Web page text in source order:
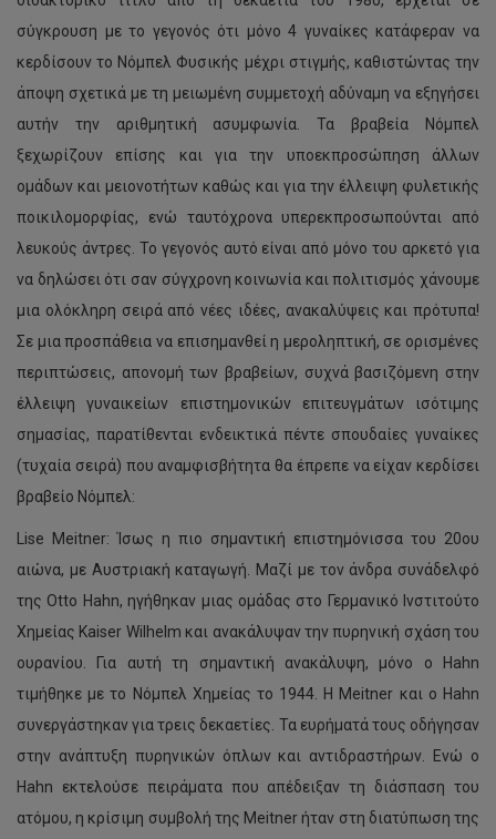
σύγκρουση με το γεγονός ότι μόνο 4 γυναίκες κατάφεραν να
κερδίσουν το Νόμπελ Φυσικής μέχρι στιγμής, καθιστώντας την
άποψη σχετικά με τη μειωμένη συμμετοχή αδύναμη να εξηγήσει
αυτήν την αριθμητική ασυμφωνία. Τα βραβεία Νόμπελ
ξεχωρίζουν επίσης και για την υποεκπροσώπηση άλλων
ομάδων και μειονοτήτων καθώς και για την έλλειψη φυλετικής
ποικιλομορφίας, ενώ ταυτόχρονα υπερεκπροσωπούνται από
λευκούς άντρες. Το γεγονός αυτό είναι από μόνο του αρκετό για
να δηλώσει ότι σαν σύγχρονη κοινωνία και πολιτισμός χάνουμε
μια ολόκληρη σειρά από νέες ιδέες, ανακαλύψεις και πρότυπα!
Σε μια προσπάθεια να επισημανθεί η μεροληπτική, σε ορισμένες
περιπτώσεις, απονομή των βραβείων, συχνά βασιζόμενη στην
έλλειψη γυναικείων επιστημονικών επιτευγμάτων ισότιμης
σημασίας, παρατίθενται ενδεικτικά πέντε σπουδαίες γυναίκες
(τυχαία σειρά) που αναμφισβήτητα θα έπρεπε να είχαν κερδίσει
βραβείο Νόμπελ:
Lise Meitner: Ίσως η πιο σημαντική επιστημόνισσα του 20ου
αιώνα, με Αυστριακή καταγωγή. Μαζί με τον άνδρα συνάδελφό
της Otto Hahn, ηγήθηκαν μιας ομάδας στο Γερμανικό Ινστιτούτο
Χημείας Kaiser Wilhelm και ανακάλυψαν την πυρηνική σχάση του
ουρανίου. Για αυτή τη σημαντική ανακάλυψη, μόνο ο Hahn
τιμήθηκε με το Νόμπελ Χημείας το 1944. Η Meitner και ο Hahn
συνεργάστηκαν για τρεις δεκαετίες. Τα ευρήματά τους οδήγησαν
στην ανάπτυξη πυρηνικών όπλων και αντιδραστήρων. Ενώ ο
Hahn εκτελούσε πειράματα που απέδειξαν τη διάσπαση του
ατόμου, η κρίσιμη συμβολή της Meitner ήταν στη διατύπωση της